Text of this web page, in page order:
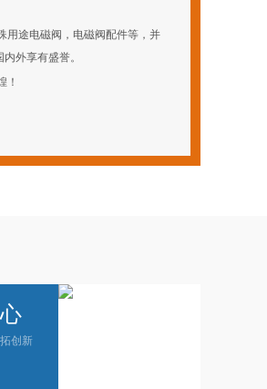
途电磁阀，电磁阀配件等，并
外享有盛誉。
！
创新